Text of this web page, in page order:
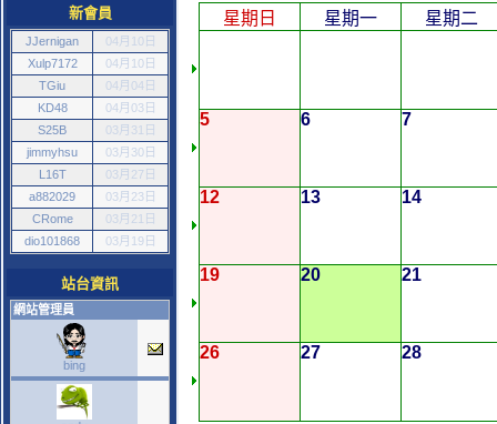
新會員
JJernigan
04月10日
Xulp7172
04月10日
TGiu
04月04日
KD48
04月03日
S25B
03月31日
jimmyhsu
03月30日
L16T
03月27日
a882029
03月23日
CRome
03月21日
dio101868
03月19日
站台資訊
網站管理員
bing
星期日 星期一 星期二
5 6 7
12 13 14
19 20 21
26 27 28